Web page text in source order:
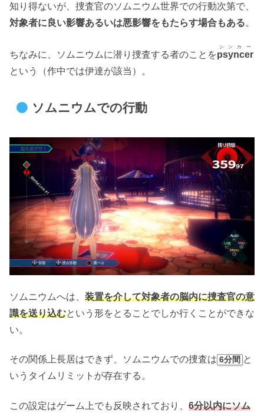
知り得ないが、捜査官のソムニウム世界での行動次第で、
対象者に良い影響あるいは悪影響をもたらす場合もある。
ちなみに、ソムニウムに潜り捜査する者のことをpsyncer
シンカー
という（作中では伊達が該当）。
ソムニウムでの行動
ソムニウムへは、 装置を介して対象者の脳内に捜査官の意
識を送り込むという形をとることでしか行くことができな
い。
その関係上長居はできず、ソムニウムでの捜査は 6分間 と
いうタイムリミットが存在する。
この設定はゲーム上でも反映されており、 6分以内にソム